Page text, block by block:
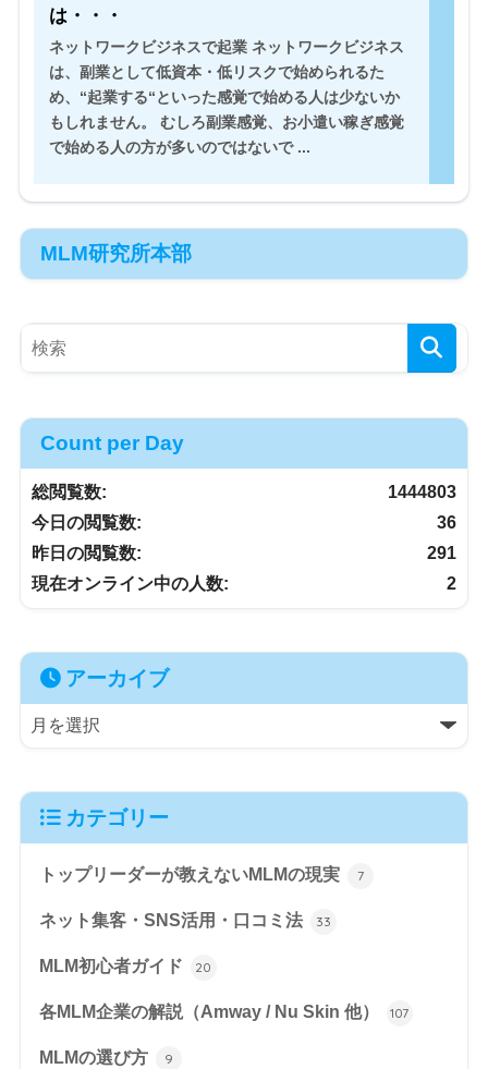
は・・・
ネットワークビジネスで起業 ネットワークビジネス
は、副業として低資本・低リスクで始められるた
め、“起業する“といった感覚で始める人は少ないか
もしれません。 むしろ副業感覚、お小遣い稼ぎ感覚
で始める人の方が多いのではないで ...
MLM研究所本部
Count per Day
1444803
総閲覧数:
36
今日の閲覧数:
291
昨日の閲覧数:
2
現在オンライン中の人数:
アーカイブ
カテゴリー
トップリーダーが教えないMLMの現実 7
ネット集客・SNS活用・口コミ法 33
MLM初心者ガイド 20
各MLM企業の解説（Amway / Nu Skin 他） 107
MLMの選び方 9